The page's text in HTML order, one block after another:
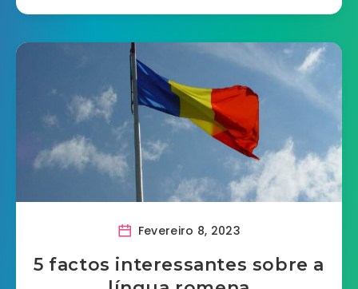
Fevereiro 8, 2023
5 factos interessantes sobre a